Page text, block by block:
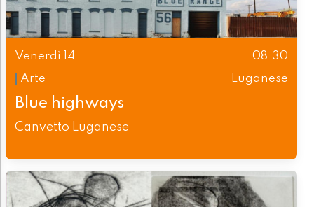
Venerdì 14
08.30
Arte
Luganese
Blue highways
Canvetto Luganese